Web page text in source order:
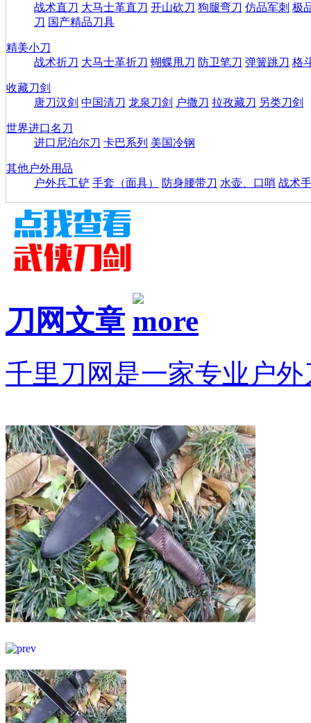
战术直刀 大马士革直刀 开山砍刀 狗腿弯刀 仿品军刺 极
刀 国产精品刀具
精美小刀
战术折刀 大马士革折刀 蝴蝶甩刀 防卫笔刀 弹簧跳刀 格
收藏刀剑
唐刀汉剑 中国清刀 龙泉刀剑 户撒刀 拉孜藏刀 另类刀剑
世界进口名刀
进口尼泊尔刀 卡巴系列 美国冷钢
其他户外用品
户外兵工铲 手套（面具） 防身腰带刀 水壶、口哨 战术
刀网文章
千里刀网是一家专业户